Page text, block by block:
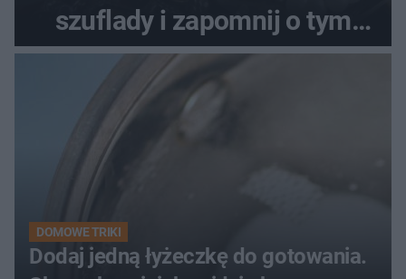
szuflady i zapomnij o tym
problemie. Sposób na
pociemniałą biżuterię
DOMOWE TRIKI
Dodaj jedną łyżeczkę do gotowania.